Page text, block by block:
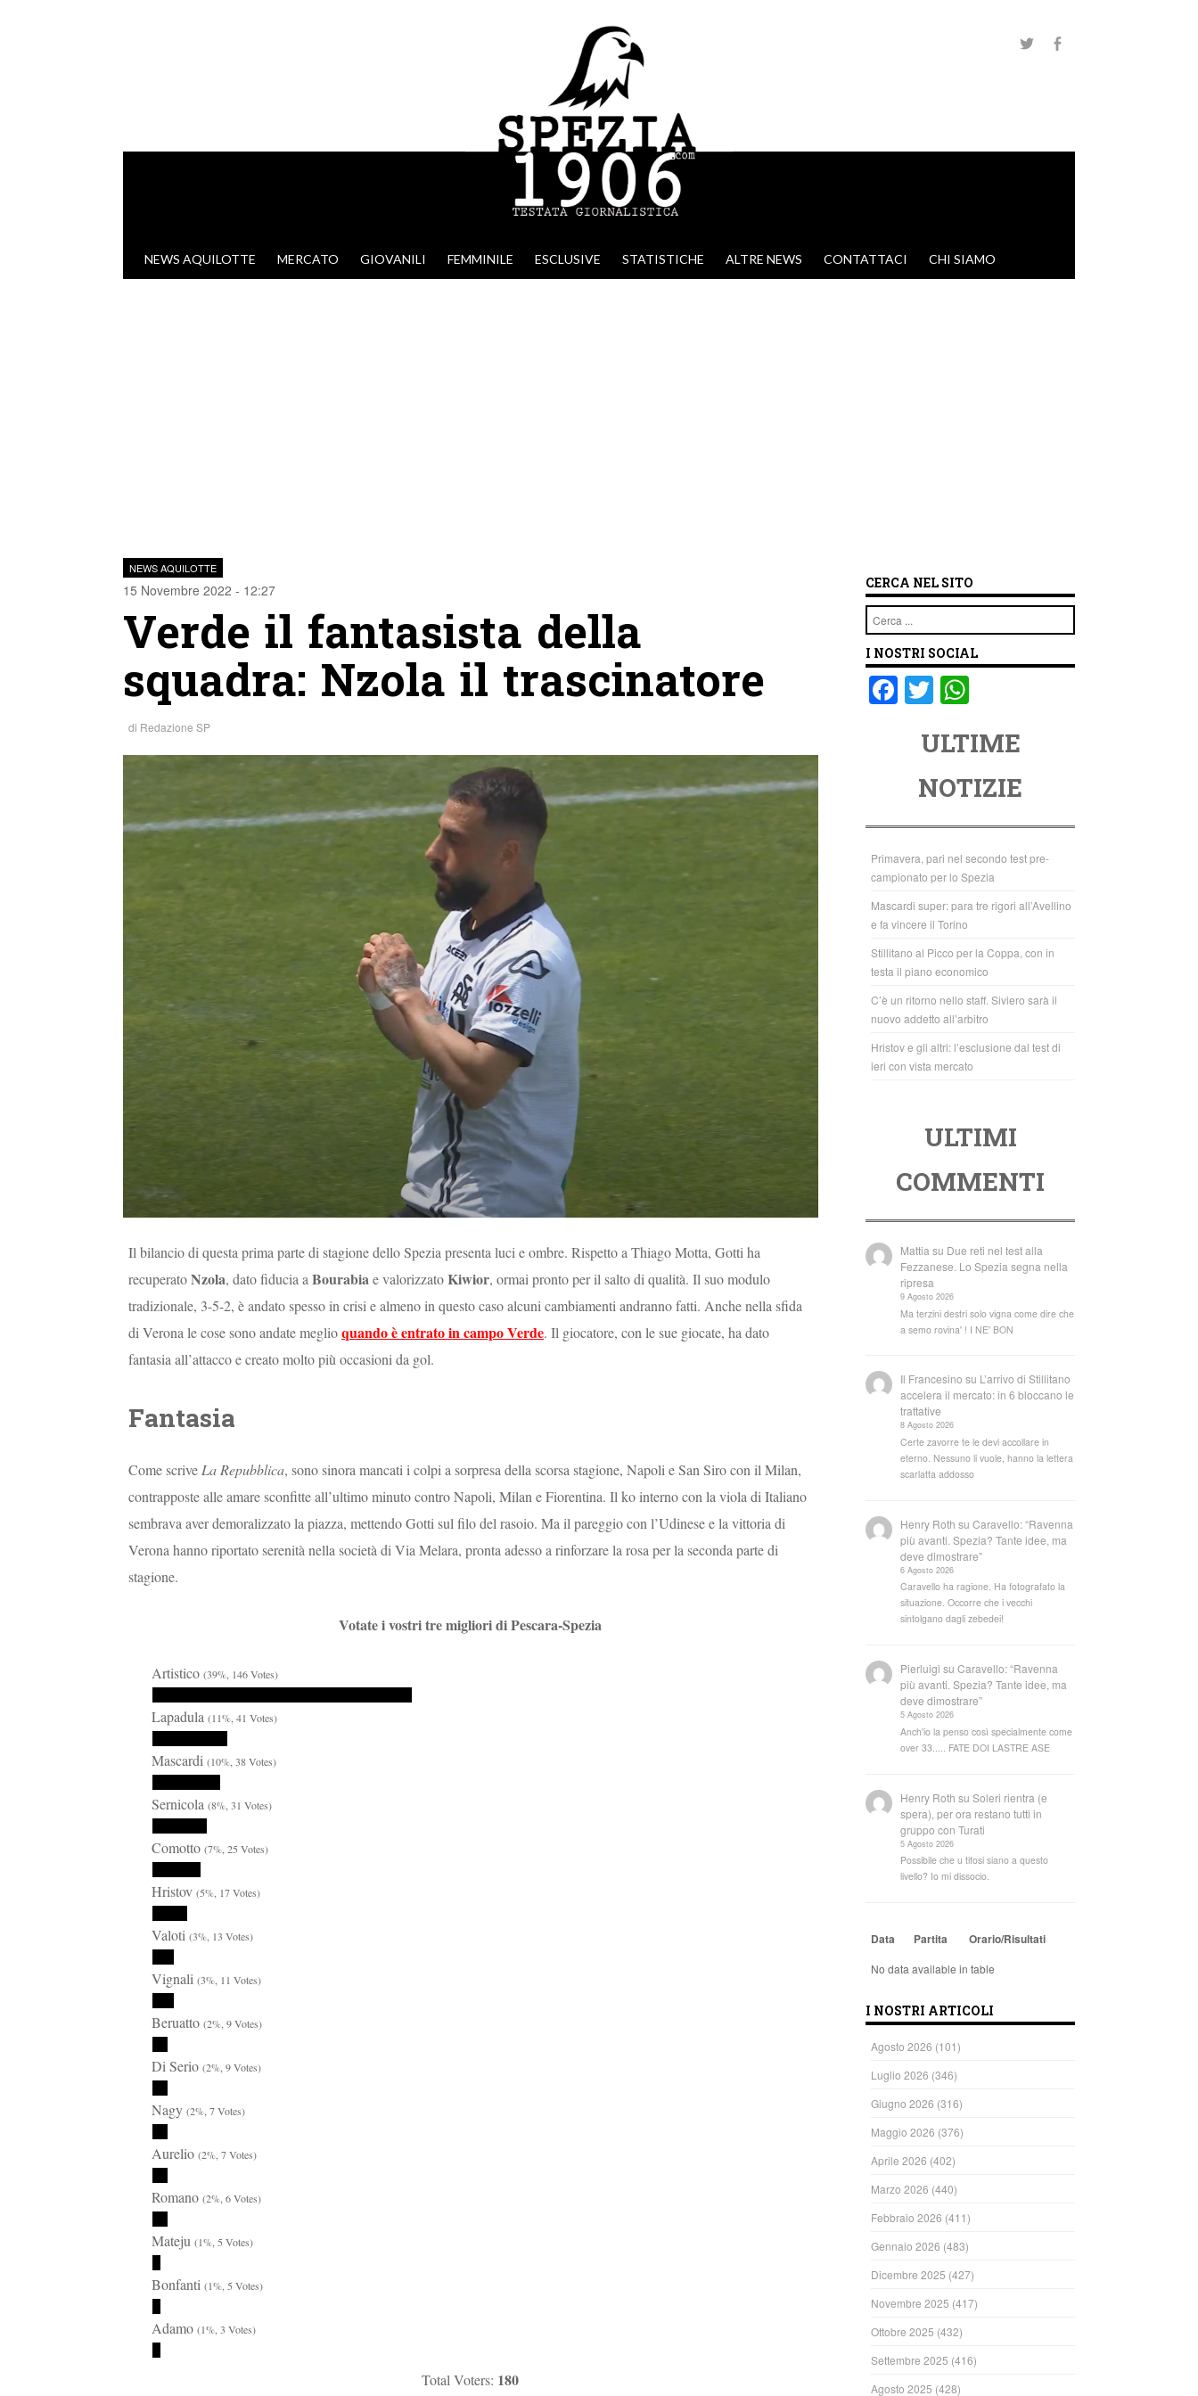
VAI AL CONTENUTO
NEWS AQUILOTTE MERCATO GIOVANILI FEMMINILE ESCLUSIVE STATISTICHE ALTRE NEWS CONTATTACI CHI SIAMO
NEWS AQUILOTTE
15 Novembre 2022 - 12:27
Verde il fantasista della
squadra: Nzola il trascinatore
di Redazione SP
Il bilancio di questa prima parte di stagione dello Spezia presenta luci e ombre. Rispetto a Thiago Motta, Gotti ha
recuperatoNzola, dato fiducia a Bourabiae valorizzatoKiwior, ormai pronto per il salto di qualità. Il suo modulo
tradizionale, 3-5-2, è andato spesso in crisi e almeno in questo caso alcuni cambiamenti andranno fatti. Anche nella sfida
di Verona le cose sono andate meglioquando è entrato in campo Verde. Il giocatore, con le sue giocate, ha dato
fantasia all’attacco e creato molto più occasioni da gol.
Fantasia
Come scrive La Repubblica, sono sinora mancati i colpi a sorpresa della scorsa stagione, Napoli e San Siro con il Milan,
contrapposte alle amare sconfitte all’ultimo minuto contro Napoli, Milan e Fiorentina. Il ko interno con la viola di Italiano
sembrava aver demoralizzato la piazza, mettendo Gotti sul filo del rasoio. Ma il pareggio con l’Udinese e la vittoria di
Verona hanno riportato serenità nella società di Via Melara, pronta adesso a rinforzare la rosa per la seconda parte di
stagione.
Votate i vostri tre migliori di Pescara-Spezia
Artistico (39%, 146 Votes)
Lapadula (11%, 41 Votes)
Mascardi (10%, 38 Votes)
Sernicola (8%, 31 Votes)
Comotto (7%, 25 Votes)
Hristov (5%, 17 Votes)
Valoti (3%, 13 Votes)
Vignali (3%, 11 Votes)
Beruatto (2%, 9 Votes)
Di Serio (2%, 9 Votes)
Nagy (2%, 7 Votes)
Aurelio (2%, 7 Votes)
Romano (2%, 6 Votes)
Mateju (1%, 5 Votes)
Bonfanti (1%, 5 Votes)
Adamo (1%, 3 Votes)
Total Voters: 180
CERCA NEL SITO
Cerca
I NOSTRI SOCIAL
F
o
o
k
T
tt
er
at
s
A
p
p
ULTIME
NOTIZIE
Primavera, pari nel secondo test pre-
campionato per lo Spezia
Mascardi super: para tre rigori all’Avellino
e fa vincere il Torino
Stillitano al Picco per la Coppa, con in
testa il piano economico
C’è un ritorno nello staff. Siviero sarà il
nuovo addetto all’arbitro
Hristov e gli altri: l’esclusione dal test di
ieri con vista mercato
ULTIMI
COMMENTI
Mattia su Due reti nel test alla
Fezzanese. Lo Spezia segna nella
ripresa
9 Agosto 2026
Ma terzini destri solo vigna come dire che
a semo rovina' ! I NE' BON
Il Francesino su L’arrivo di Stillitano
accelera il mercato: in 6 bloccano le
trattative
8 Agosto 2026
Certe zavorre te le devi accollare in
eterno. Nessuno li vuole, hanno la lettera
scarlatta addosso
Henry Roth suCaravello: “Ravenna
più avanti. Spezia? Tante idee, ma
deve dimostrare”
6 Agosto 2026
Caravello ha ragione. Ha fotografato la
situazione. Occorre che i vecchi
sintolgano dagli zebedei!
Pierluigi suCaravello: “Ravenna
più avanti. Spezia? Tante idee, ma
deve dimostrare”
5 Agosto 2026
Anch'io la penso così specialmente come
over 33..... FATE DOI LASTRE ASE
Henry Roth suSoleri rientra (e
spera), per ora restano tutti in
gruppo con Turati
5 Agosto 2026
Possibile che u tifosi siano a questo
livello? Io mi dissocio.
Data Partita Orario/Risultati
No data available in table
I NOSTRI ARTICOLI
Agosto 2026 (101)
Luglio 2026 (346)
Giugno 2026 (316)
Maggio 2026 (376)
Aprile 2026 (402)
Marzo 2026 (440)
Febbraio 2026 (411)
Gennaio 2026 (483)
Dicembre 2025 (427)
Novembre 2025 (417)
Ottobre 2025 (432)
Settembre 2025 (416)
Agosto 2025 (428)